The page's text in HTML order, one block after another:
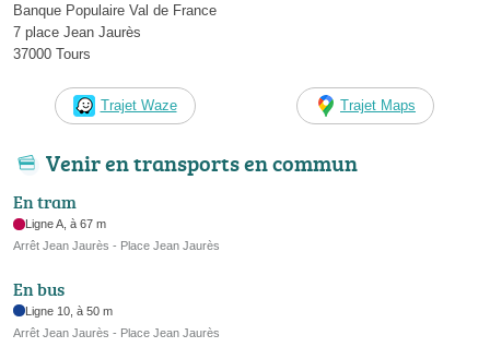
Banque Populaire Val de France
7 place Jean Jaurès
37000 Tours
Trajet Waze Trajet Maps
Venir en transports en commun
En tram
Ligne A, à 67 m
Arrêt Jean Jaurès - Place Jean Jaurès
En bus
Ligne 10, à 50 m
Arrêt Jean Jaurès - Place Jean Jaurès